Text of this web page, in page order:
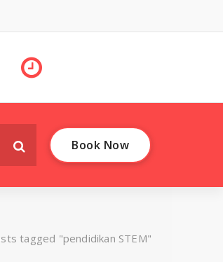
Book Now
tagged "pendidikan STEM"